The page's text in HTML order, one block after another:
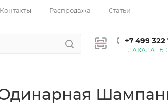
Контакты Распродажа Статьи
+7 499 322
ЗАКАЗАТЬ